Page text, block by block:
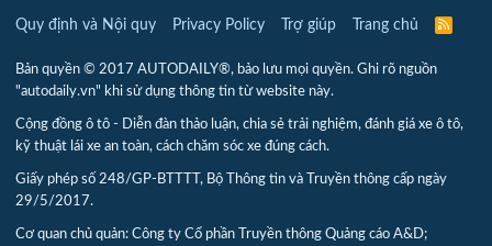
Quy định và Nội quy Privacy Policy Trợ giúp Trang chủ
R
Bản quyền © 2017 AUTODAILY®, bảo lưu mọi quyền. Ghi rõ nguồn
"autodaily.vn" khi sử dụng thông tin từ website này.
Cộng đồng ô tô - Diễn đàn thảo luận, chia sẻ trải nghiệm, đánh giá xe ô tô,
kỹ thuật lái xe an toàn, cách chăm sóc xe đúng cách.
Giấy phép số 248/GP-BTTTT, Bộ Thông tin và Truyền thông cấp ngày
29/5/2017.
Cơ quan chủ quản: Công ty Cổ phần Truyền thông Quảng cáo A&D;